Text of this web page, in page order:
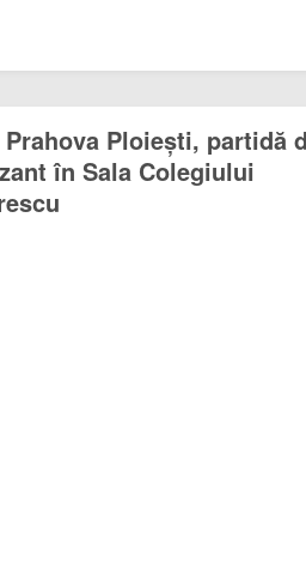
Ploiești, partidă
în Sala Colegiului